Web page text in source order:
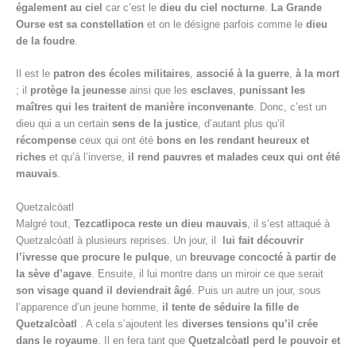
également au ciel car c’est le dieu du ciel nocturne
La Grande
Ourse est sa constellation et on le désigne parfois comme le dieu
de la foudre
Il est le patron des écoles militaires, associé à la guerre, à la mort
; il protège la jeunesse ainsi que les esclaves, punissant les
maîtres qui les traitent de manière inconvenante. Donc, c’est un
dieu qui a un certain sens de la justice, d’autant plus qu’il
récompense ceux qui ont été bons en les rendant heureux et
riches et qu’à l’inverse, il rend pauvres et malades ceux qui ont été
mauvais.
Quetzalcòatl
Malgré tout, Tezcatlipoca reste un dieu mauvais , il s’est attaqué à
Quetzalcòatl à plusieurs reprises. Un jour, il
lui fait découvrir
l’ivresse que procure le pulque , un breuvage concocté à partir de
la sève d’agave . Ensuite, il lui montre dans un miroir ce que serait
son visage quand il deviendrait âgé . Puis un autre un jour, sous
l’apparence d’un jeune homme, il tente de séduire la fille de
Quetzalcòatl
. A cela s’ajoutent les diverses tensions qu’il crée
dans le royaume . Il en fera tant que Quetzalcòatl perd le pouvoir et